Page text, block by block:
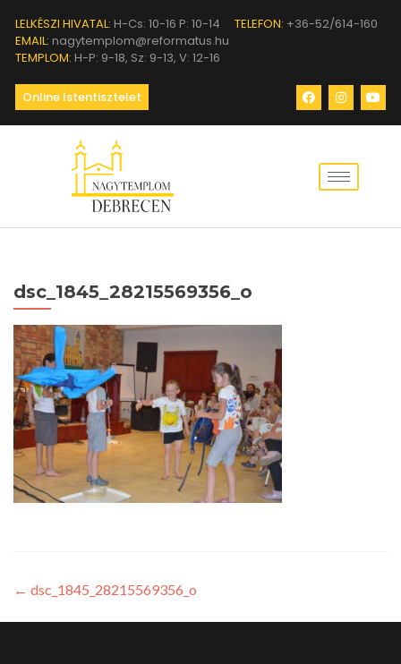
LELKÉSZI HIVATAL: H-Cs: 10-16 P: 10-14 TELEFON: +36-52/614-160
EMAIL: nagytemplom@reformatus.hu
TEMPLOM: H-P: 9-18, Sz: 9-13, V: 12-16
Online Istentisztelet
dsc_1845_28215569356_o
← dsc_1845_28215569356_o